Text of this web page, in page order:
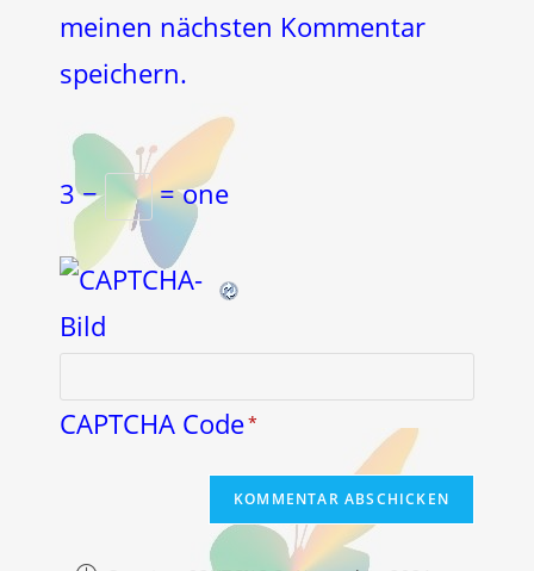
meinen nächsten Kommentar
speichern.
3 − = one
CAPTCHA Code*